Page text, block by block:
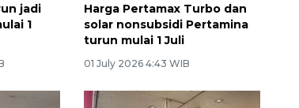
jadi
1
Harga Pertamax Turbo dan
solar nonsubsidi Pertamina
turun mulai 1 Juli
01 July 2026 4:43 WIB